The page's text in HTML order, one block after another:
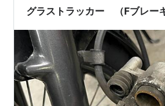
グラストラッカー （Fブレー